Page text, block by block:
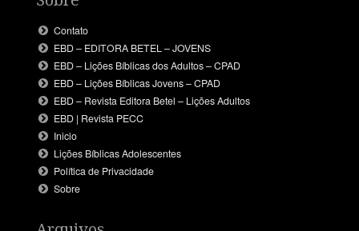
Contato
EBD – EDITORA BETEL – JOVENS
EBD – Lições Bíblicas dos Adultos – CPAD
EBD – Lições Bíblicas Jovens – CPAD
EBD – Revista Editora Betel – Lições Adultos
EBD | Revista PECC
Inicio
Lições Bíblicas Adolescentes
Política de Privacidade
Sobre